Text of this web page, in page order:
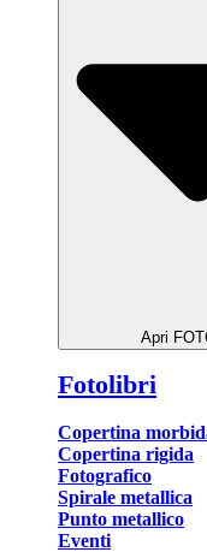
Apri
Fotolibri
Copertina
Copertina rigida
Fotografico
Spirale metallica
Punto metallico
Eventi